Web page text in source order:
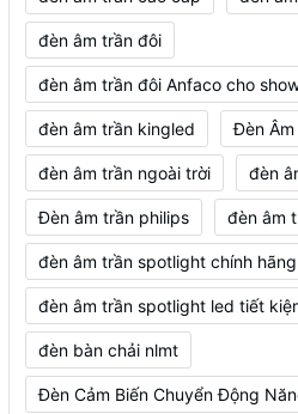
đèn âm trần đôi
đèn âm trần đôi Anfaco cho
đèn âm trần kingled Đèn
đèn âm trần ngoài trời đèn
Đèn âm trần philips đèn âm
đèn âm trần spotlight chính hãng
đèn âm trần spotlight led tiết
đèn bàn chải nlmt
Đèn Cảm Biến Chuyển Động